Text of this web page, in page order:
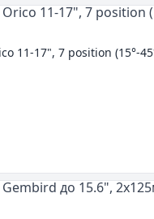
11-17", 7 position (15°-